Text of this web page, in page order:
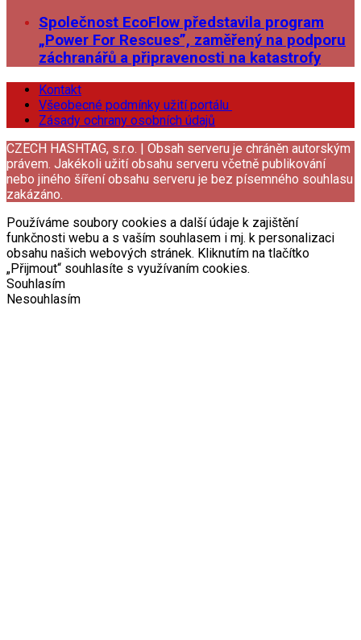
Společnost EcoFlow představila program
„Power For Rescues”, zaměřený na podporu
záchranářů a připravenosti na katastrofy
Kontakt
Všeobecné podmínky užití portálu
Zásady ochrany osobních údajů
CZECH HASHTAG, s.r.o. | Obsah serveru je chráněn autorským
právem. Jakékoli užití obsahu serveru včetně publikování
nebo jiného šíření obsahu serveru je bez písemného souhlasu
zakázáno.
Používáme soubory cookies a další údaje k zajištění
funkčnosti webu a s vaším souhlasem i mj. k personalizaci
obsahu našich webových stránek. Kliknutím na tlačítko
„Přijmout“ souhlasíte s využívaním cookies.
Souhlasím
Nesouhlasím